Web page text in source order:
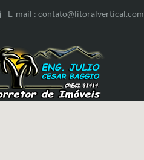
E-mail : contato@litoralvertical.com